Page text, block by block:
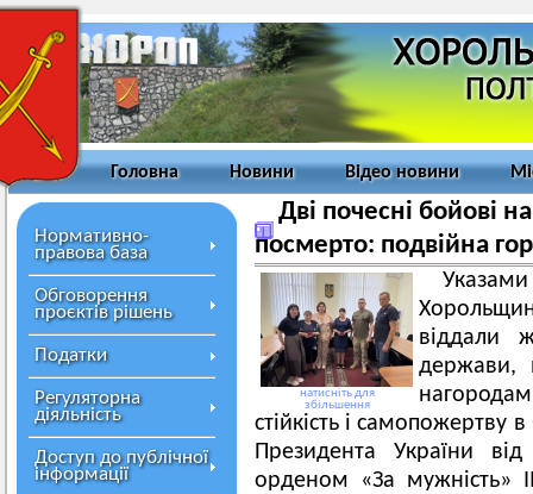
Головна Новини Відео новини
Нормативно-
правова база
Обговорення
проєктів рішень
Податки
Регуляторна
діяльність
Доступ до публічної
інформації
Дві почесні бойові
посмерто: подвійна
натисніть для
збільшення
віддали
держави,
стійкість і самопожертву
Президента України
орденом «За мужність»